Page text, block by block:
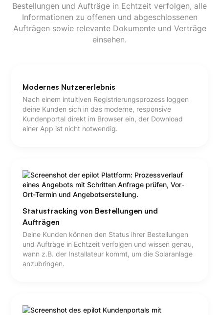
Bestellungen und Aufträge in Echtzeit verfolgen, alle
Informationen zu offenen und abgeschlossenen
Aufträgen sowie relevante Dokumente und Verträge
einsehen.
Modernes Nutzererlebnis
Nach einem intuitiven Registrierungsprozess loggen
deine Kunden sich in das moderne, responsive
Kundenportal direkt im Browser ein, der Download
einer App ist nicht notwendig.
Statustracking von Bestellungen und
Aufträgen
Deine Kunden können den Status ihrer Bestellungen
und Aufträge in Echtzeit verfolgen und wissen genau,
wann z.B. der Installateur kommt, um die Solaranlage
anzubringen.